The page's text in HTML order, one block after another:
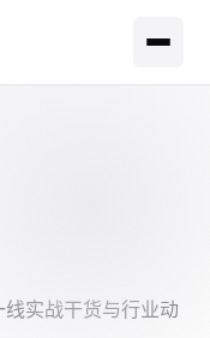
实战干货与行业动